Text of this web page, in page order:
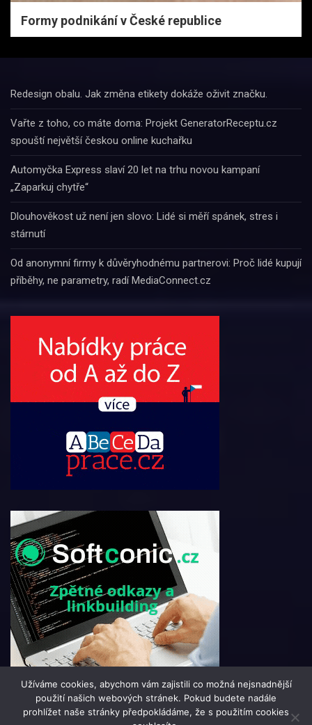
Formy podnikání v České republice
Redesign obalu. Jak změna etikety dokáže oživit značku.
Vařte z toho, co máte doma: Projekt GeneratorReceptu.cz
spouští největší českou online kuchařku
Automyčka Express slaví 20 let na trhu novou kampaní
„Zaparkuj chytře“
Dlouhověkost už není jen slovo: Lidé si měří spánek, stres i
stárnutí
Od anonymní firmy k důvěryhodnému partnerovi: Proč lidé kupují
příběhy, ne parametry, radí MediaConnect.cz
Užíváme cookies, abychom vám zajistili co možná nejsnadnější
použití našich webových stránek. Pokud budete nadále
prohlížet naše stránky předpokládáme, že s použitím cookies